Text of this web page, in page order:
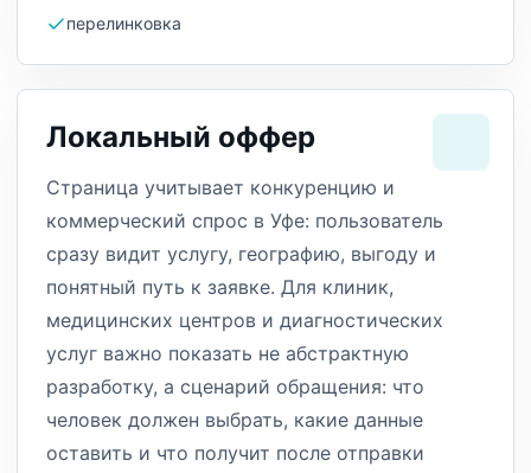
перелинковка
Локальный оффер
Страница учитывает конкуренцию и
коммерческий спрос в Уфе: пользователь
сразу видит услугу, географию, выгоду и
понятный путь к заявке. Для клиник,
медицинских центров и диагностических
услуг важно показать не абстрактную
разработку, а сценарий обращения: что
человек должен выбрать, какие данные
оставить и что получит после отправки